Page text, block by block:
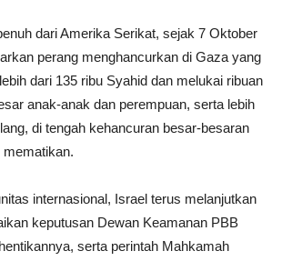
dari Amerika Serikat, sejak 7 Oktober
perang menghancurkan di Gaza yang
dari 135 ribu Syahid dan melukai ribuan
anak-anak dan perempuan, serta lebih
di tengah kehancuran besar-besaran
mematikan.
internasional, Israel terus melanjutkan
keputusan Dewan Keamanan PBB
serta perintah Mahkamah